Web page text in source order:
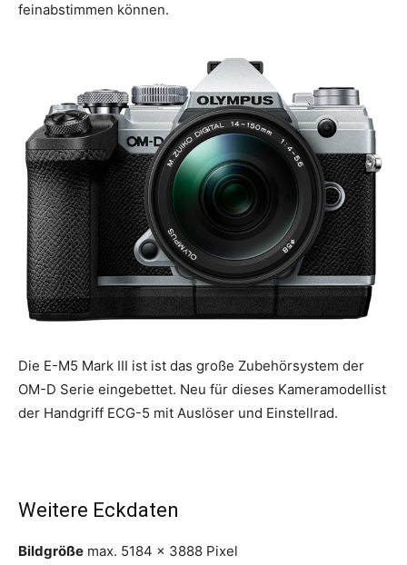
feinabstimmen können.
Die E-M5 Mark III ist ist das große Zubehörsystem der
OM-D Serie eingebettet. Neu für dieses Kameramodellist
der Handgriff ECG-5 mit Auslöser und Einstellrad.
Weitere Eckdaten
Bildgröße max. 5184 x 3888 Pixel